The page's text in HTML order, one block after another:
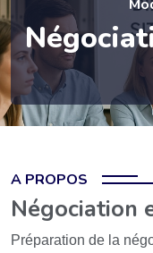
A PROPOS
Négociation
Préparation de la